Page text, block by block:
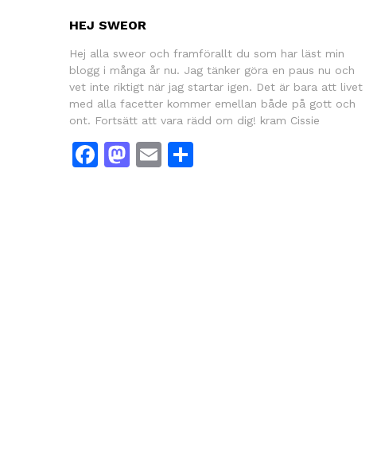
HEJ SWEOR
Hej alla sweor och framförallt du som har läst min
blogg i många år nu. Jag tänker göra en paus nu och
vet inte riktigt när jag startar igen. Det är bara att livet
med alla facetter kommer emellan både på gott och
ont. Fortsätt att vara rädd om dig! kram Cissie
Facebook
Mastodon
Email